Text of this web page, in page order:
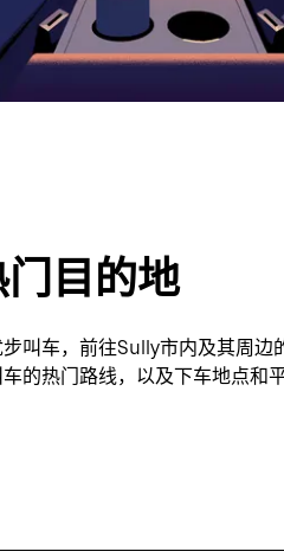
目的地
叫车，前往Sully市内及其周
的热门路线，以及下车地点和